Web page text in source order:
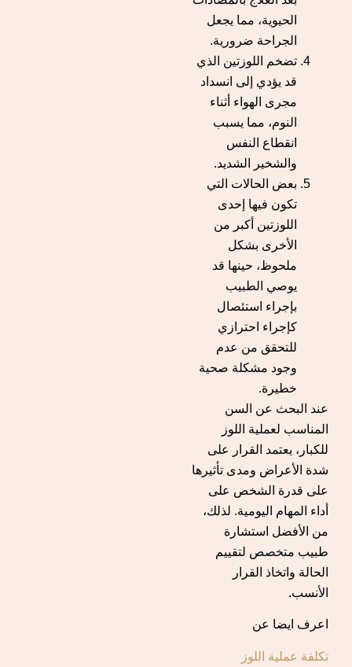
الحيوية، مما يجعل
الجراحة ضرورية.
تضخم اللوزتين الذي
قد يؤدي إلى انسداد
مجرى الهواء أثناء
النوم، مما يسبب
انقطاع النفس
والشخير الشديد.
بعض الحالات التي
تكون فيها إحدى
اللوزتين أكبر من
الأخرى بشكل
ملحوظ، حينها قد
يوصي الطبيب
بإجراء استئصال
كإجراء احترازي
للتحقق من عدم
وجود مشكلة صحية
خطيرة.
عند البحث عن السن
المناسب لعملية اللوز
للكبار، يعتمد القرار على
شدة الأعراض ومدى تأثيرها
على قدرة الشخص على
أداء المهام اليومية. لذلك،
من الأفضل استشارة
طبيب متخصص لتقييم
الحالة واتخاذ القرار
الأنسب.
اعرف ايضا عن
تكلفة عملية اللوز